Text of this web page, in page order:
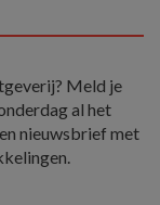
Meld je
al het
nieuwsbrief met